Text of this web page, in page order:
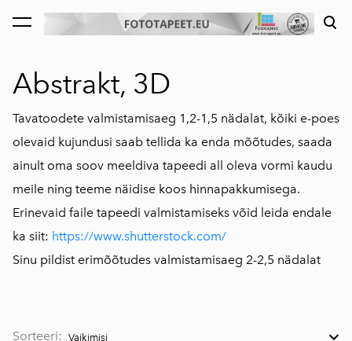
lisati ostukorvi. Vaata ostukorvi
Abstrakt, 3D
Tavatoodete valmistamisaeg 1,2-1,5 nädalat, kõiki e-poes
olevaid kujundusi saab tellida ka enda mõõtudes, saada
ainult oma soov meeldiva tapeedi all oleva vormi kaudu
meile ning teeme näidise koos hinnapakkumisega.
Erinevaid faile tapeedi valmistamiseks võid leida endale
ka siit: https://www.shutterstock.com/
Sinu pildist erimõõtudes valmistamisaeg 2-2,5 nädalat
Sorteeri: